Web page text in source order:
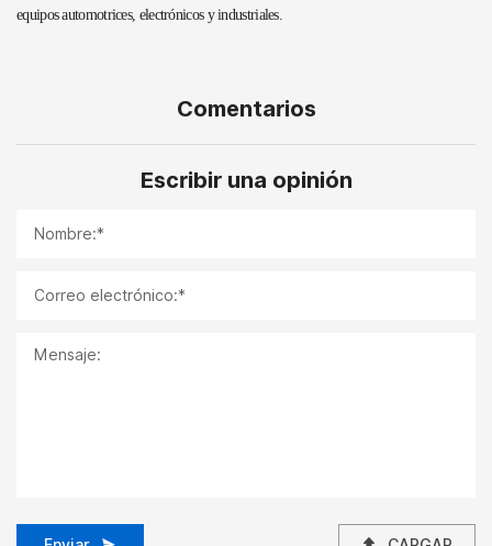
equipos automotrices, electrónicos y industriales.
Comentarios
Escribir una opinión